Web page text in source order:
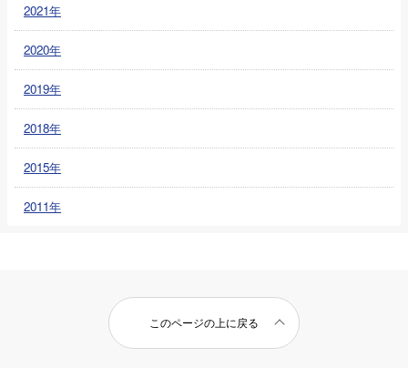
2021年
2020年
2019年
2018年
2015年
2011年
このページの上に戻る